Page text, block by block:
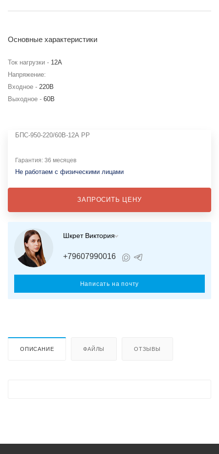
Основные характеристики
Ток нагрузки - 12А
Напряжение:
Входное - 220В
Выходное - 60В
БПС-950-220/60В-12А РР
Гарантия: 36 месяцев
Не работаем с физическими лицами
ЗАПРОСИТЬ ЦЕНУ
Шкрет Виктория
+79607990016
Написать на почту
ОПИСАНИЕ ФАЙЛЫ ОТЗЫВЫ